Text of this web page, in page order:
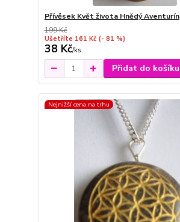
Přívěsek Květ života Hnědý Aventurín
199 Kč
Ušetříte 161 Kč (- 81 %)
38 Kč/ks
Přidat do košíku
Nejnižší cena na trhu